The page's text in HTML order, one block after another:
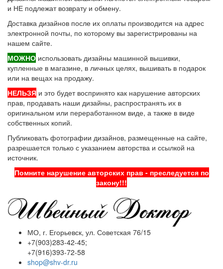
и НЕ подлежат возврату и обмену.
Доставка дизайнов после их оплаты производится на адрес
электронной почты, по которому вы зарегистрированы на
нашем сайте.
МОЖНО использовать дизайны машинной вышивки,
купленные в магазине, в личных целях, вышивать в подарок
или на вещах на продажу.
НЕЛЬЗЯ и это будет воспринято как нарушение авторских
прав, продавать наши дизайны, распространять их в
оригинальном или переработанном виде, а также в виде
собственных копий.
Публиковать фотографии дизайнов, размещенные на сайте,
разрешается только с указанием авторства и ссылкой на
источник.
Помните нарушение авторских прав - преследуется по
закону!!!
МО, г. Егорьевск, ул. Советская 76/15
+7(903)283-42-45;
+7(916)393-72-58
shop@shv-dr.ru